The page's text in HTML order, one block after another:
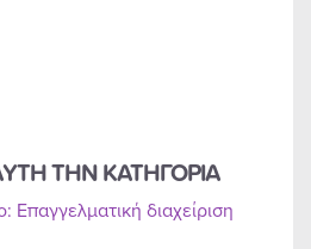
ΤΗΝ ΚΑΤΗΓΟΡΙΑ
διαχείριση